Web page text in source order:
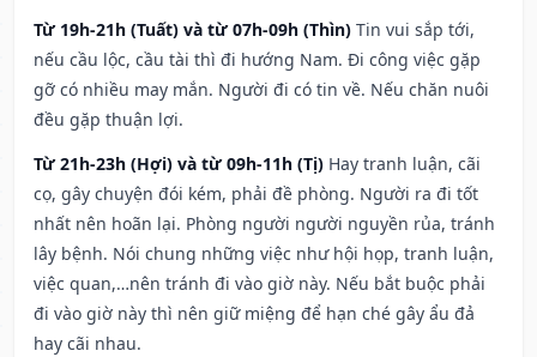
Từ 19h-21h (Tuất) và từ 07h-09h (Thìn) Tin vui sắp tới,
nếu cầu lộc, cầu tài thì đi hướng Nam. Đi công việc gặp
gỡ có nhiều may mắn. Người đi có tin về. Nếu chăn nuôi
đều gặp thuận lợi.
Từ 21h-23h (Hợi) và từ 09h-11h (Tị) Hay tranh luận, cãi
cọ, gây chuyện đói kém, phải đề phòng. Người ra đi tốt
nhất nên hoãn lại. Phòng người người nguyền rủa, tránh
lây bệnh. Nói chung những việc như hội họp, tranh luận,
việc quan,…nên tránh đi vào giờ này. Nếu bắt buộc phải
đi vào giờ này thì nên giữ miệng để hạn ché gây ẩu đả
hay cãi nhau.